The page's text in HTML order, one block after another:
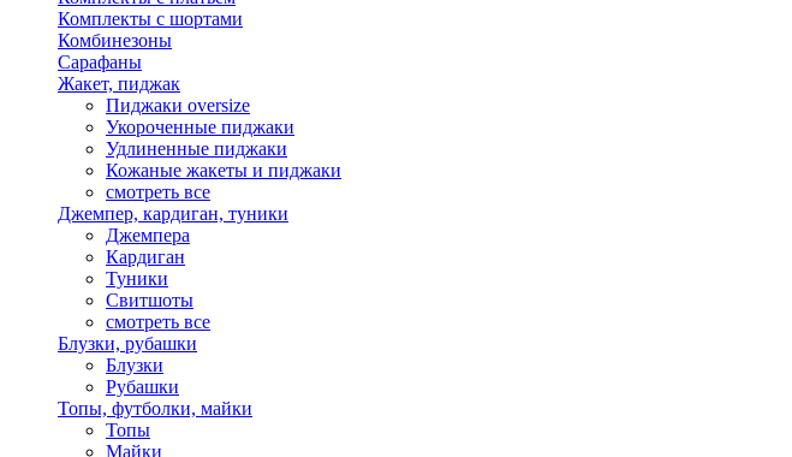
Комплекты с шортами
Комбинезоны
Сарафаны
Жакет, пиджак
Пиджаки oversize
Укороченные пиджаки
Удлиненные пиджаки
Кожаные жакеты и пиджаки
смотреть все
Джемпер, кардиган, туники
Джемпера
Кардиган
Туники
Свитшоты
смотреть все
Блузки, рубашки
Блузки
Рубашки
Топы, футболки, майки
Топы
Майки